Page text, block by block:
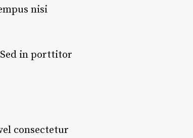
nisi
in porttitor
consectetur